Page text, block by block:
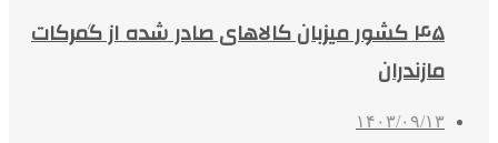
۴۵ کشور میزبان کالاهای صادر شده از گمرکات
مازندران
۱۴۰۳/۰۹/۱۳